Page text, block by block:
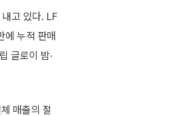
고 있다. LF
에 누적 판매
글로이 밤·
매출의 절